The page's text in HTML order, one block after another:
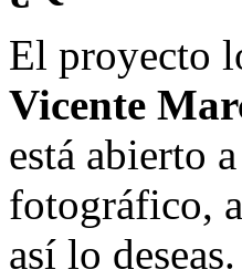
El proyecto
Vicente
está abierto
fotográfico,
así lo deseas.